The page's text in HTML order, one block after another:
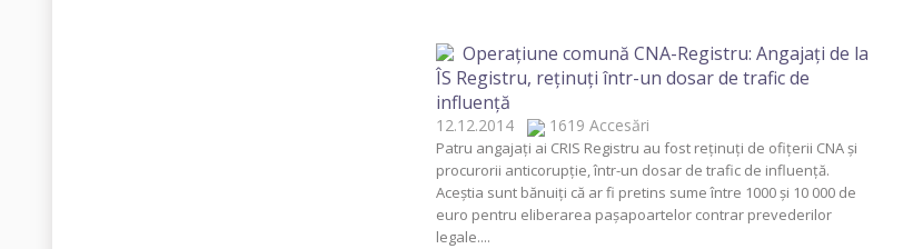
Operaţiune comună CNA-Registru: Angajaţi de la
ÎS Registru, reţinuţi într-un dosar de trafic de
influenţă
12.12.2014 1619 Accesări
Patru angajaţi ai CRIS Registru au fost reţinuţi de ofiţerii CNA şi
procurorii anticorupţie, într-un dosar de trafic de influenţă.
Aceştia sunt bănuiţi că ar fi pretins sume între 1000 şi 10 000 de
euro pentru eliberarea paşapoartelor contrar prevederilor
legale....